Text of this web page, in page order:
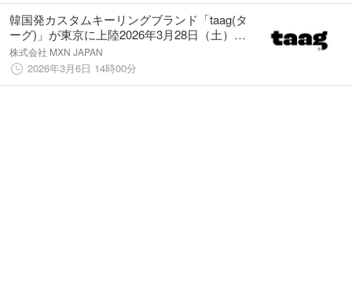
韓国発カスタムキーリングブランド「taag(タ
ーグ)」が東京に上陸2026年3月28日（土）、
東京フラッグシップストアとオンラインスト
アを同時オープン
株式会社 MXN JAPAN
2026年3月6日 14時00分